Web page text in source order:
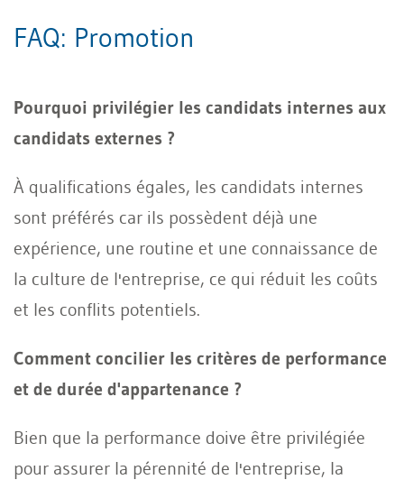
FAQ: Promotion
Pourquoi privilégier les candidats internes aux
candidats externes ?
À qualifications égales, les candidats internes
sont préférés car ils possèdent déjà une
expérience, une routine et une connaissance de
la culture de l'entreprise, ce qui réduit les coûts
et les conflits potentiels.
Comment concilier les critères de performance
et de durée d'appartenance ?
Bien que la performance doive être privilégiée
pour assurer la pérennité de l'entreprise, la